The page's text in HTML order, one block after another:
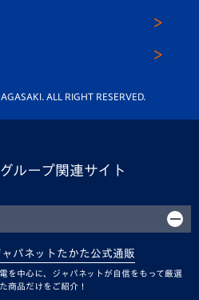
ALL RIGHT RESERVED.
ループ関連サイト
ャパネットたかた公式通販
を中心に、ジャパネットが自信をもって厳選
商品だけをご紹介！